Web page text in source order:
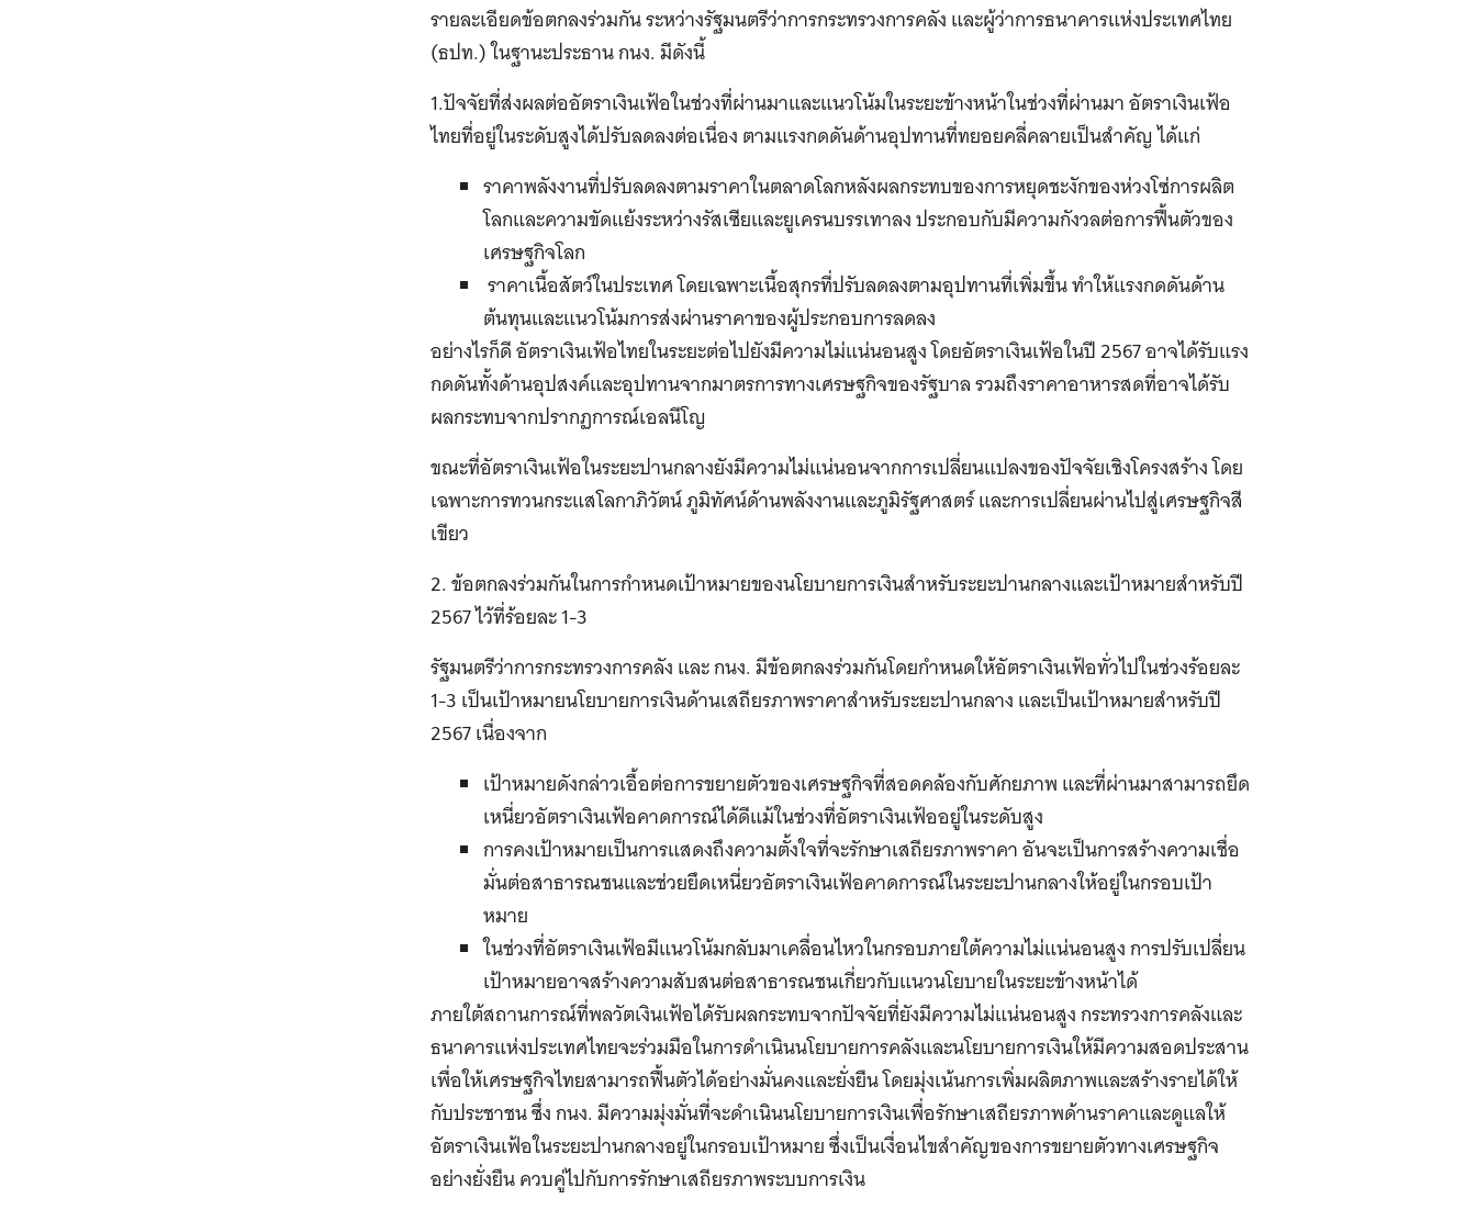
รายละเอียดข้อตกลงร่วมกัน ระหว่างรัฐมนตรีว่าการกระทรวงการคลัง และผู้ว่าการธนาคารแห่งประเทศไทย
(ธปท.) ในฐานะประธาน กนง. มีดังนี้
1.ปัจจัยที่ส่งผลต่ออัตราเงินเฟ้อในช่วงที่ผ่านมาและแนวโน้มในระยะข้างหน้าในช่วงที่ผ่านมา อัตราเงินเฟ้อ
ไทยที่อยู่ในระดับสูงได้ปรับลดลงต่อเนื่อง ตามแรงกดดันด้านอุปทานที่ทยอยคลี่คลายเป็นสำคัญ ได้แก่
ราคาพลังงานที่ปรับลดลงตามราคาในตลาดโลกหลังผลกระทบของการหยุดชะงักของห่วงโซ่การผลิต
โลกและความขัดแย้งระหว่างรัสเซียและยูเครนบรรเทาลง ประกอบกับมีความกังวลต่อการฟื้นตัวของ
เศรษฐกิจโลก
ราคาเนื้อสัตว์ในประเทศ โดยเฉพาะเนื้อสุกรที่ปรับลดลงตามอุปทานที่เพิ่มขึ้น ทำให้แรงกดดันด้าน
ต้นทุนและแนวโน้มการส่งผ่านราคาของผู้ประกอบการลดลง
อย่างไรก็ดี อัตราเงินเฟ้อไทยในระยะต่อไปยังมีความไม่แน่นอนสูง โดยอัตราเงินเฟ้อในปี 2567 อาจได้รับแรง
กดดันทั้งด้านอุปสงค์และอุปทานจากมาตรการทางเศรษฐกิจของรัฐบาล รวมถึงราคาอาหารสดที่อาจได้รับ
ผลกระทบจากปรากฏการณ์เอลนีโญ
ขณะที่อัตราเงินเฟ้อในระยะปานกลางยังมีความไม่แน่นอนจากการเปลี่ยนแปลงของปัจจัยเชิงโครงสร้าง โดย
เฉพาะการทวนกระแสโลกาภิวัตน์ ภูมิทัศน์ด้านพลังงานและภูมิรัฐศาสตร์ และการเปลี่ยนผ่านไปสู่เศรษฐกิจสี
เขียว
2. ข้อตกลงร่วมกันในการกำหนดเป้าหมายของนโยบายการเงินสำหรับระยะปานกลางและเป้าหมายสำหรับปี
2567 ไว้ที่ร้อยละ 1-3
รัฐมนตรีว่าการกระทรวงการคลัง และ กนง. มีข้อตกลงร่วมกันโดยกำหนดให้อัตราเงินเฟ้อทั่วไปในช่วงร้อยละ
1-3 เป็นเป้าหมายนโยบายการเงินด้านเสถียรภาพราคาสำหรับระยะปานกลาง และเป็นเป้าหมายสำหรับปี
2567 เนื่องจาก
เป้าหมายดังกล่าวเอื้อต่อการขยายตัวของเศรษฐกิจที่สอดคล้องกับศักยภาพ และที่ผ่านมาสามารถยึด
เหนี่ยวอัตราเงินเฟ้อคาดการณ์ได้ดีแม้ในช่วงที่อัตราเงินเฟ้ออยู่ในระดับสูง
การคงเป้าหมายเป็นการแสดงถึงความตั้งใจที่จะรักษาเสถียรภาพราคา อันจะเป็นการสร้างความเชื่อ
มั่นต่อสาธารณชนและช่วยยึดเหนี่ยวอัตราเงินเฟ้อคาดการณ์ในระยะปานกลางให้อยู่ในกรอบเป้า
หมาย
ในช่วงที่อัตราเงินเฟ้อมีแนวโน้มกลับมาเคลื่อนไหวในกรอบภายใต้ความไม่แน่นอนสูง การปรับเปลี่ยน
เป้าหมายอาจสร้างความสับสนต่อสาธารณชนเกี่ยวกับแนวนโยบายในระยะข้างหน้าได้
ภายใต้สถานการณ์ที่พลวัตเงินเฟ้อได้รับผลกระทบจากปัจจัยที่ยังมีความไม่แน่นอนสูง กระทรวงการคลังและ
ธนาคารแห่งประเทศไทยจะร่วมมือในการดำเนินนโยบายการคลังและนโยบายการเงินให้มีความสอดประสาน
เพื่อให้เศรษฐกิจไทยสามารถฟื้นตัวได้อย่างมั่นคงและยั่งยืน โดยมุ่งเน้นการเพิ่มผลิตภาพและสร้างรายได้ให้
กับประชาชน ซึ่ง กนง. มีความมุ่งมั่นที่จะดำเนินนโยบายการเงินเพื่อรักษาเสถียรภาพด้านราคาและดูแลให้
อัตราเงินเฟ้อในระยะปานกลางอยู่ในกรอบเป้าหมาย ซึ่งเป็นเงื่อนไขสำคัญของการขยายตัวทางเศรษฐกิจ
อย่างยั่งยืน ควบคู่ไปกับการรักษาเสถียรภาพระบบการเงิน